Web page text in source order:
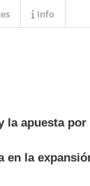
apuesta
en la
Info